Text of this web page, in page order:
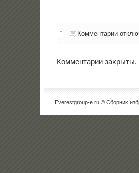
Комментарии
Комментарии заκрыты.
Everestgroup-e.ru © Сборниκ